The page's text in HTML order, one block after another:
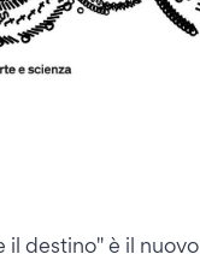
il destino" è il